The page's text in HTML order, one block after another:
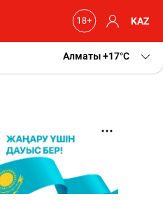
KAZ
Алматы+17 C